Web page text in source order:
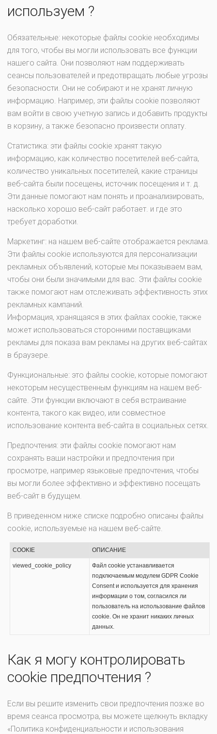
используем ?
Обязательные: некоторые файлы cookie необходимы
для того, чтобы вы могли использовать все функции
нашего сайта. Они позволяют нам поддерживать
сеансы пользователей и предотвращать любые угрозы
безопасности. Они не собирают и не хранят личную
информацию. Например, эти файлы cookie позволяют
вам войти в свою учетную запись и добавить продукты
в корзину, а также безопасно произвести оплату.
Статистика: эти файлы cookie хранят такую ​​
информацию, как количество посетителей веб-сайта,
количество уникальных посетителей, какие страницы
веб-сайта были посещены, источник посещения и т. д.
Эти данные помогают нам понять и проанализировать,
насколько хорошо веб-сайт работает. и где это
требует доработки.
Маркетинг: на нашем веб-сайте отображается реклама.
Эти файлы cookie используются для персонализации
рекламных объявлений, которые мы показываем вам,
чтобы они были значимыми для вас. Эти файлы cookie
также помогают нам отслеживать эффективность этих
рекламных кампаний.
Информация, хранящаяся в этих файлах cookie, также
может использоваться сторонними поставщиками
рекламы для показа вам рекламы на других веб-сайтах
в браузере.
Функциональные: это файлы cookie, которые помогают
некоторым несущественным функциям на нашем веб-
сайте. Эти функции включают в себя встраивание
контента, такого как видео, или совместное
использование контента веб-сайта в социальных сетях.
Предпочтения: эти файлы cookie помогают нам
сохранять ваши настройки и предпочтения при
просмотре, например языковые предпочтения, чтобы
вы могли более эффективно и эффективно посещать
веб-сайт в будущем.
В приведенном ниже списке подробно описаны файлы
cookie, используемые на нашем веб-сайте.
COOKIE ОПИСАНИЕ
viewed_cookie_policy
Файл cookie устанавливается
подключаемым модулем GDPR Cookie
Consent и используется для хранения
информации о том, согласился ли
пользователь на использование файлов
cookie. Он не хранит никаких личных
данных.
Как я могу контролировать
cookie предпочтения ?
Если вы решите изменить свои предпочтения позже во
время сеанса просмотра, вы можете щелкнуть вкладку
«Политика конфиденциальности и использования